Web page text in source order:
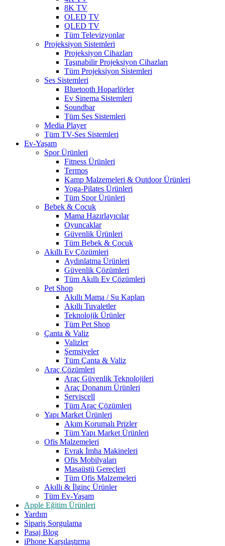
8K TV
OLED TV
QLED TV
Tüm Televizyonlar
Projeksiyon Sistemleri
Projeksiyon Cihazları
Taşınabilir Projeksiyon Cihazları
Tüm Projeksiyon Sistemleri
Ses Sistemleri
Bluetooth Hoparlörler
Ev Sinema Sistemleri
Soundbar
Tüm Ses Sistemleri
Media Player
Tüm TV-Ses Sistemleri
Ev-Yaşam
Spor Ürünleri
Fitness Ürünleri
Termos
Kamp Malzemeleri & Outdoor Ürünleri
Yoga-Pilates Ürünleri
Tüm Spor Ürünleri
Bebek & Çocuk
Mama Hazırlayıcılar
Oyuncaklar
Güvenlik Ürünleri
Tüm Bebek & Çocuk
Akıllı Ev Çözümleri
Aydınlatma Ürünleri
Güvenlik Çözümleri
Tüm Akıllı Ev Çözümleri
Pet Shop
Akıllı Mama / Su Kapları
Akıllı Tuvaletler
Teknolojik Ürünler
Tüm Pet Shop
Çanta & Valiz
Valizler
Şemsiyeler
Tüm Çanta & Valiz
Araç Çözümleri
Araç Güvenlik Teknolojileri
Araç Donanım Ürünleri
Serviscell
Tüm Araç Çözümleri
Yapı Market Ürünleri
Akım Korumalı Prizler
Tüm Yapı Market Ürünleri
Ofis Malzemeleri
Evrak İmha Makineleri
Ofis Mobilyaları
Masaüstü Gereçleri
Tüm Ofis Malzemeleri
Akıllı & İlginç Ürünler
Tüm Ev-Yaşam
Apple Eğitim Ürünleri
Yardım
Sipariş Sorgulama
Pasaj Blog
iPhone Karşılaştırma